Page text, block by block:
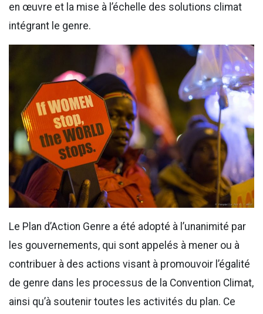
en œuvre et la mise à l’échelle des solutions climat
intégrant le genre.
Le Plan d’Action Genre a été adopté à l’unanimité par
les gouvernements, qui sont appelés à mener ou à
contribuer à des actions visant à promouvoir l’égalité
de genre dans les processus de la Convention Climat,
ainsi qu’à soutenir toutes les activités du plan. Ce